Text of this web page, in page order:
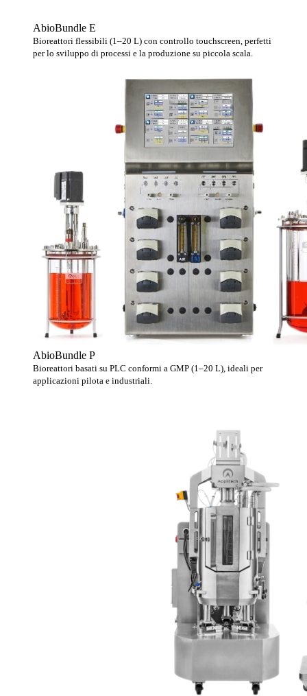
AbioBundle E
Bioreattori flessibili (1–20 L) con controllo touchscreen, perfetti
per lo sviluppo di processi e la produzione su piccola scala.
AbioBundle P
Bioreattori basati su PLC conformi a GMP (1–20 L), ideali per
applicazioni pilota e industriali.